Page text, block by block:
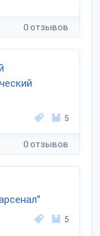
0 отзывов
5
0 отзывов
5